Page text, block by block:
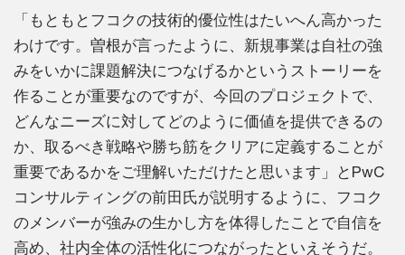
「もともとフコクの技術的優位性はたいへん高かった
わけです。曽根が言ったように、新規事業は自社の強
みをいかに課題解決につなげるかというストーリーを
作ることが重要なのですが、今回のプロジェクトで、
どんなニーズに対してどのように価値を提供できるの
か、取るべき戦略や勝ち筋をクリアに定義することが
重要であるかをご理解いただけたと思います」とPwC
コンサルティングの前田氏が説明するように、フコク
のメンバーが強みの生かし方を体得したことで自信を
高め、社内全体の活性化につながったといえそうだ。